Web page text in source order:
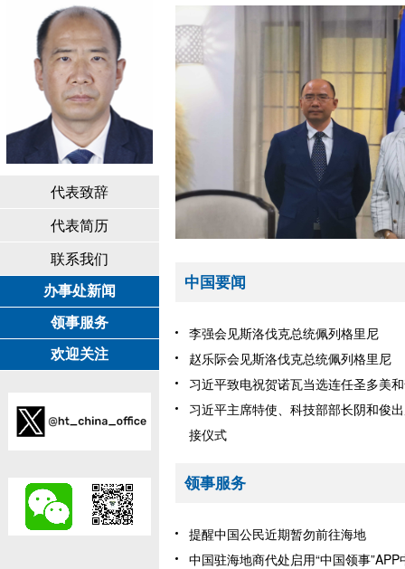
代表致辞
代表简历
联系我们
办事处新闻
领事服务
欢迎关注
中国要闻
李强会见斯洛伐克总统佩列格里尼
赵乐际会见斯洛伐克总统佩列格里尼
习近平致电祝贺诺瓦当选连任圣多美
习近平主席特使、科技部部长阴和俊
接仪式
领事服务
提醒中国公民近期暂勿前往海地
中国驻海地商代处启用“中国领事”APP